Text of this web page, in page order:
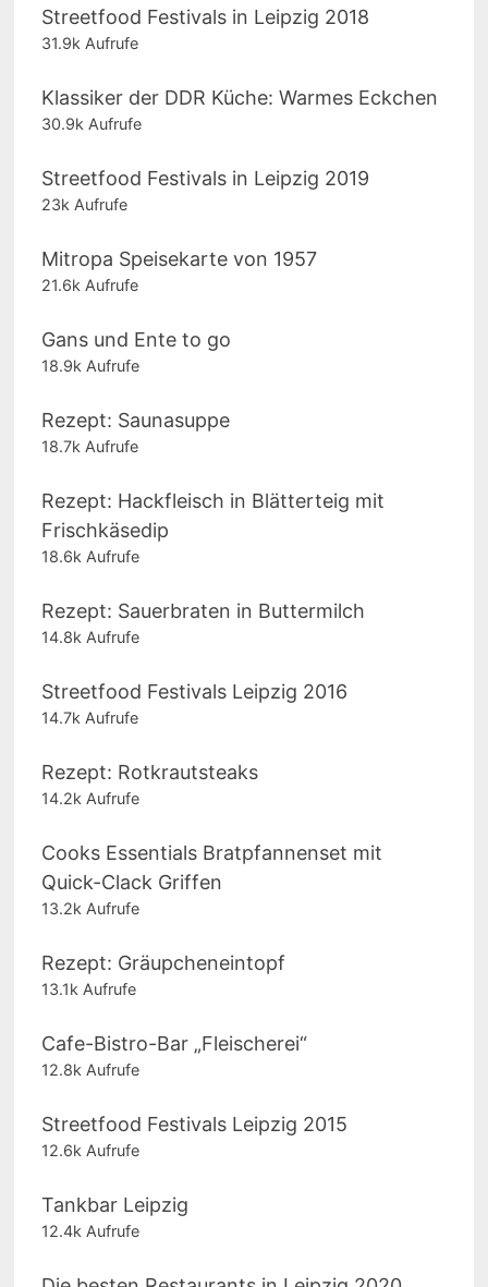
Streetfood Festivals in Leipzig 2018
31.9k Aufrufe
Klassiker der DDR Küche: Warmes Eckchen
30.9k Aufrufe
Streetfood Festivals in Leipzig 2019
23k Aufrufe
Mitropa Speisekarte von 1957
21.6k Aufrufe
Gans und Ente to go
18.9k Aufrufe
Rezept: Saunasuppe
18.7k Aufrufe
Rezept: Hackfleisch in Blätterteig mit
Frischkäsedip
18.6k Aufrufe
Rezept: Sauerbraten in Buttermilch
14.8k Aufrufe
Streetfood Festivals Leipzig 2016
14.7k Aufrufe
Rezept: Rotkrautsteaks
14.2k Aufrufe
Cooks Essentials Bratpfannenset mit
Quick-Clack Griffen
13.2k Aufrufe
Rezept: Gräupcheneintopf
13.1k Aufrufe
Cafe-Bistro-Bar „Fleischerei“
12.8k Aufrufe
Streetfood Festivals Leipzig 2015
12.6k Aufrufe
Tankbar Leipzig
12.4k Aufrufe